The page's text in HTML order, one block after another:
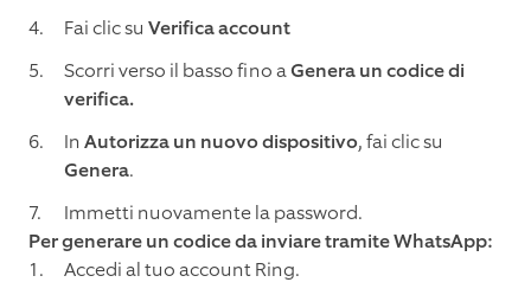
Fai clic su Verifica account
Scorri verso il basso fino aGenera un codice di
verifica.
In Autorizza un nuovo dispositivo, fai clic su
Genera.
Immetti nuovamente la password.
Per generare un codice da inviare tramite WhatsApp:
Accedi al tuo account Ring.